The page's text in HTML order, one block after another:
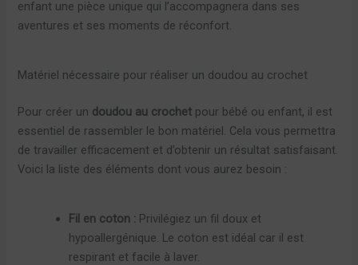
enfant une pièce unique qui l’accompagnera dans ses
aventures et ses moments de réconfort.
Matériel nécessaire pour réaliser un doudou au crochet
Pour créer un doudou au crochet pour bébé ou enfant, il est
essentiel de rassembler le bon matériel. Cela vous permettra
de travailler efficacement et d’obtenir un résultat satisfaisant.
Voici la liste des éléments dont vous aurez besoin :
Fil en coton : Privilégiez un fil doux et
hypoallergénique. Le coton est idéal car il est
respirant et facile à laver.